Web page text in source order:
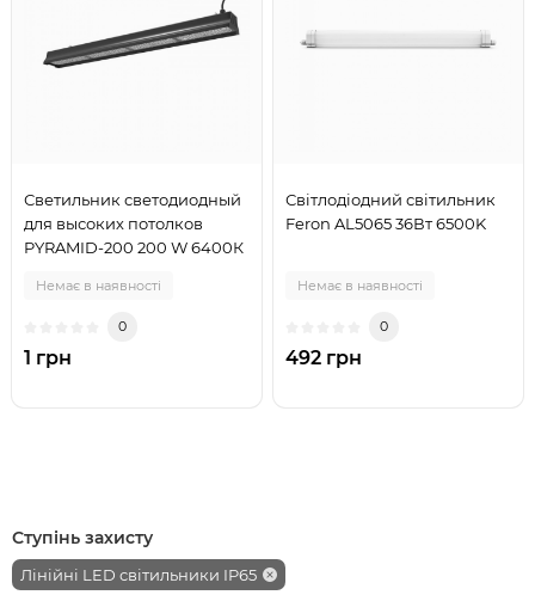
Светильник светодиодный
для высоких потолков
PYRAMID-200 200 W 6400К
Немає в наявності
0
1 грн
Світлодіодний світильник
Feron AL5065 36Вт 6500K
Немає в наявності
0
492 грн
Ступінь захисту
Лінійні LED світильники IP65